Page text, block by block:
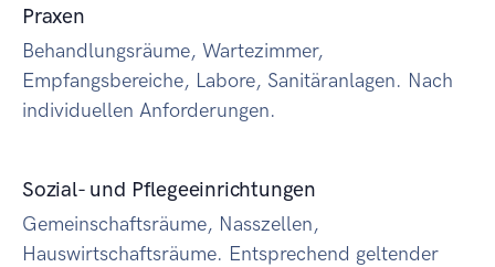
Praxen
Behandlungsräume, Wartezimmer,
Empfangsbereiche, Labore, Sanitäranlagen. Nach
individuellen Anforderungen.
Sozial- und Pflegeeinrichtungen
Gemeinschaftsräume, Nasszellen,
Hauswirtschaftsräume. Entsprechend geltender